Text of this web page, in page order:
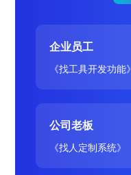
企业员工
《找工具开发功能》
公司老板
《找人定制系统》